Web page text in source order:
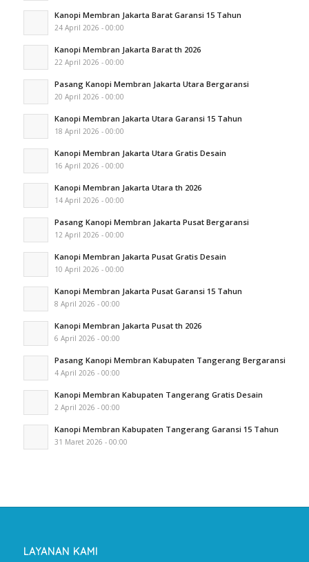
Kanopi Membran Jakarta Barat Garansi 15 Tahun
24 April 2026 - 00:00
Kanopi Membran Jakarta Barat th 2026
22 April 2026 - 00:00
Pasang Kanopi Membran Jakarta Utara Bergaransi
20 April 2026 - 00:00
Kanopi Membran Jakarta Utara Garansi 15 Tahun
18 April 2026 - 00:00
Kanopi Membran Jakarta Utara Gratis Desain
16 April 2026 - 00:00
Kanopi Membran Jakarta Utara th 2026
14 April 2026 - 00:00
Pasang Kanopi Membran Jakarta Pusat Bergaransi
12 April 2026 - 00:00
Kanopi Membran Jakarta Pusat Gratis Desain
10 April 2026 - 00:00
Kanopi Membran Jakarta Pusat Garansi 15 Tahun
8 April 2026 - 00:00
Kanopi Membran Jakarta Pusat th 2026
6 April 2026 - 00:00
Pasang Kanopi Membran Kabupaten Tangerang Bergaransi
4 April 2026 - 00:00
Kanopi Membran Kabupaten Tangerang Gratis Desain
2 April 2026 - 00:00
Kanopi Membran Kabupaten Tangerang Garansi 15 Tahun
31 Maret 2026 - 00:00
LAYANAN KAMI